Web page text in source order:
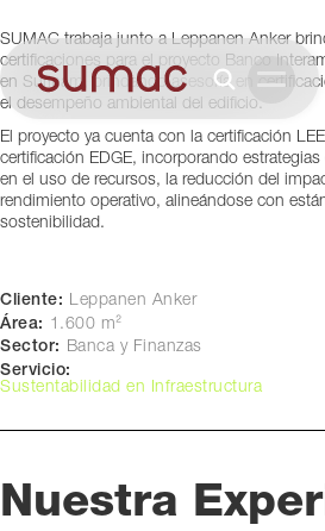
SUMAC trabaja junto a Leppanen Anker
certificaciones para el proyecto Banco
en Surinam, brindando asesoría en
el desempeño ambiental del edificio.
El proyecto ya cuenta con la certificación
certificación EDGE, incorporando
en el uso de recursos, la reducción del
rendimiento operativo, alineándose con
sostenibilidad.
Cliente: Leppanen Anker
Área: 1.600 m²
Sector: Banca y Finanzas
Servicio:
Sustentabilidad en Infraestructura
Nuestra